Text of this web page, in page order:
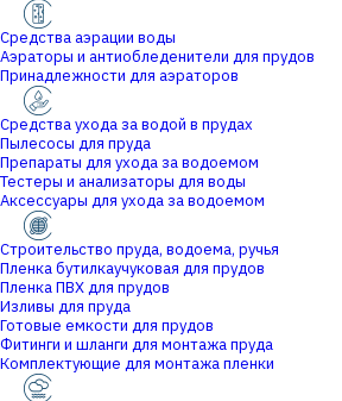
Средства аэрации воды
Аэраторы и антиобледенители для прудов
Принадлежности для аэраторов
Средства ухода за водой в прудах
Пылесосы для пруда
Препараты для ухода за водоемом
Тестеры и анализаторы для воды
Аксессуары для ухода за водоемом
Строительство пруда, водоема, ручья
Пленка бутилкаучуковая для прудов
Пленка ПВХ для прудов
Изливы для пруда
Готовые емкости для прудов
Фитинги и шланги для монтажа пруда
Комплектующие для монтажа пленки